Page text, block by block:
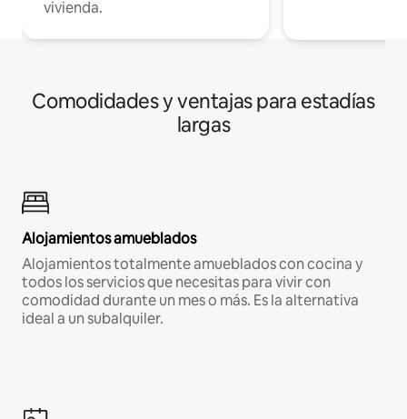
vivienda.
Comodidades y ventajas para estadías
largas
Alojamientos amueblados
Alojamientos totalmente amueblados con cocina y
todos los servicios que necesitas para vivir con
comodidad durante un mes o más. Es la alternativa
ideal a un subalquiler.